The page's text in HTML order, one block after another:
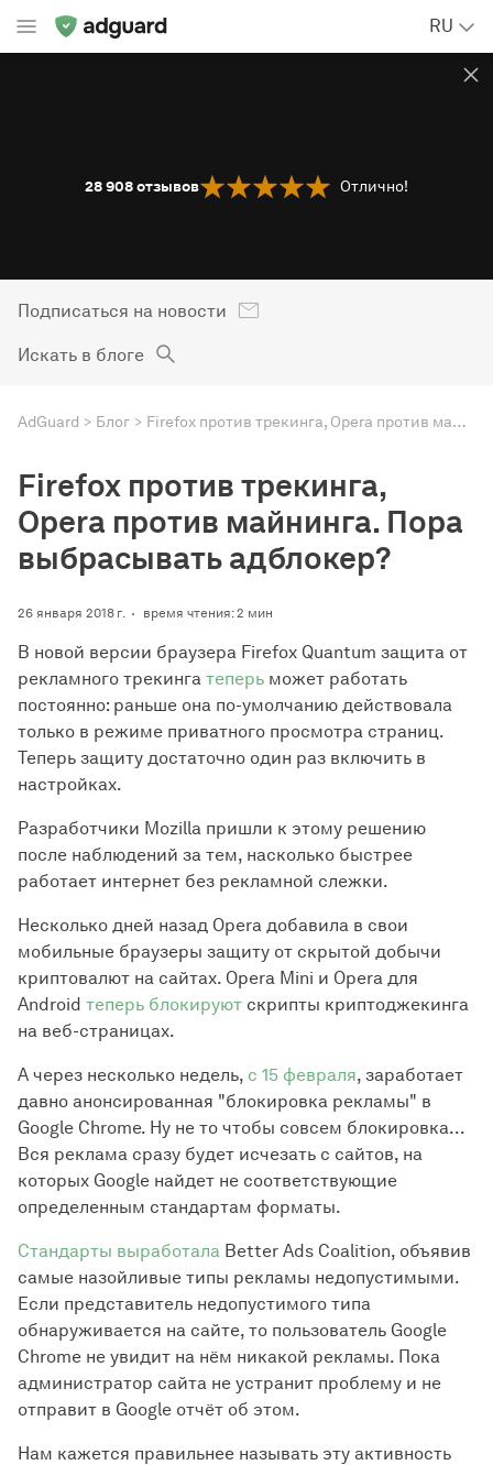
RU
28 908отзывов Отлично!
Подписаться на новости
Искать в блоге
AdGuard Блог Firefox против трекинга, Opera против майнинга. Пора выбрасывать адблокер?
Firefox против трекинга,
Opera против майнинга. Пора
выбрасывать адблокер?
26 января 2018 г. время чтения: 2 мин
В новой версии браузера Firefox Quantum защита от
рекламного трекинга теперь может работать
постоянно: раньше она по-умолчанию действовала
только в режиме приватного просмотра страниц.
Теперь защиту достаточно один раз включить в
настройках.
Разработчики Mozilla пришли к этому решению
после наблюдений за тем, насколько быстрее
работает интернет без рекламной слежки.
Несколько дней назад Opera добавила в свои
мобильные браузеры защиту от скрытой добычи
криптовалют на сайтах. Opera Mini и Opera для
Android теперь блокируют скрипты криптоджекинга
на веб-страницах.
А через несколько недель, с 15 февраля, заработает
давно анонсированная "блокировка рекламы" в
Google Chrome. Ну не то чтобы совсем блокировка...
Вся реклама сразу будет исчезать с сайтов, на
которых Google найдет не соответствующие
определенным стандартам форматы.
Стандарты выработала Better Ads Coalition, объявив
самые назойливые типы рекламы недопустимыми.
Если представитель недопустимого типа
обнаруживается на сайте, то пользователь Google
Chrome не увидит на нём никакой рекламы. Пока
администратор сайта не устранит проблему и не
отправит в Google отчёт об этом.
Нам кажется правильнее называть эту активность